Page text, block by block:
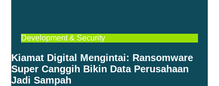
Development & Security
Kiamat Digital Mengintai: Ransomware
Super Canggih Bikin Data Perusahaan
Jadi Sampah